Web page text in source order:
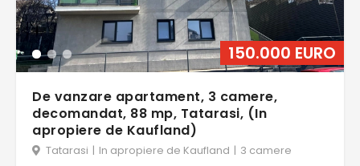
150.000 EURO
De vanzare apartament, 3 camere,
decomandat, 88 mp, Tatarasi, (In
apropiere de Kaufland)
Tatarasi | In apropiere de Kaufland | 3 camere